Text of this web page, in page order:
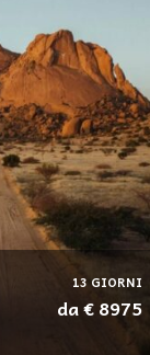
13 GIORNI
da € 8975